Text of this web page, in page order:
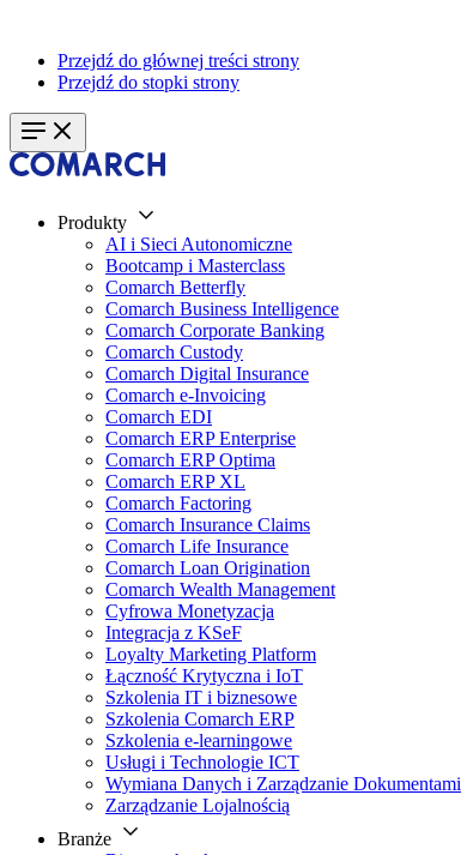
Przejdź do głównej treści strony
Przejdź do stopki strony
Produkty
AI i Sieci Autonomiczne
Bootcamp i Masterclass
Comarch Betterfly
Comarch Business Intelligence
Comarch Corporate Banking
Comarch Custody
Comarch Digital Insurance
Comarch e-Invoicing
Comarch EDI
Comarch ERP Enterprise
Comarch ERP Optima
Comarch ERP XL
Comarch Factoring
Comarch Insurance Claims
Comarch Life Insurance
Comarch Loan Origination
Comarch Wealth Management
Cyfrowa Monetyzacja
Integracja z KSeF
Loyalty Marketing Platform
Łączność Krytyczna i IoT
Szkolenia IT i biznesowe
Szkolenia Comarch ERP
Szkolenia e-learningowe
Usługi i Technologie ICT
Wymiana Danych i Zarządzanie Dokumentami
Zarządzanie Lojalnością
Branże